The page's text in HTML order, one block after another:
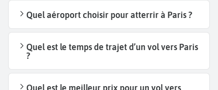
Quel aéroport choisir pour atterrir à Paris ?
Quel est le temps de trajet d’un vol vers Paris
?